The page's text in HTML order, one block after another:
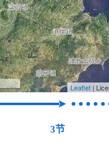
Leaflet |
3节